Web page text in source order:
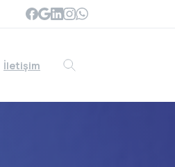
İletişim
Search